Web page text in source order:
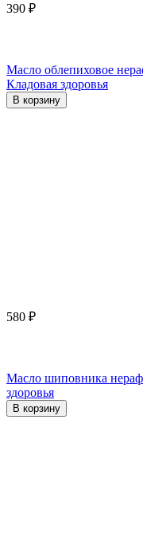
390 ₽
Масло облепиховое
Кладовая здоровья
В корзину
580 ₽
Масло шиповника
здоровья
В корзину